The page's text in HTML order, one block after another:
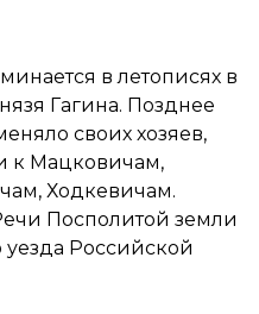
в летописях в
Гагина. Позднее
своих хозяев,
к Мацковичам,
Ходкевичам.
Посполитой земли
Российской